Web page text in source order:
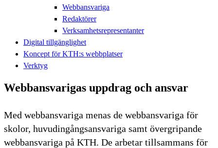
Webbansvariga
Redaktörer
Verksamhetsrepresentanter
Digital tillgänglighet
Koncept för KTH:s webbplatser
Verktyg
Webbansvarigas uppdrag och ansvar
Med webbansvariga menas de webbansvariga för
skolor, huvudingångsansvariga samt övergripande
webbansvariga på KTH. De arbetar tillsammans för